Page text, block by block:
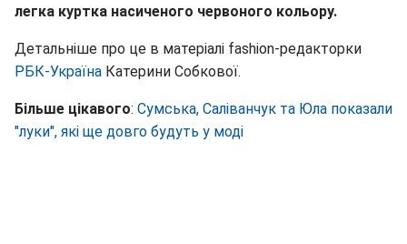
легка куртка насиченого червоного кольору.
Детальніше про це в матеріалі fashion-редакторки
РБК-Україна Катерини Собкової.
Більше цікавого: Сумська, Саліванчук та Юла показали
"луки", які ще довго будуть у моді